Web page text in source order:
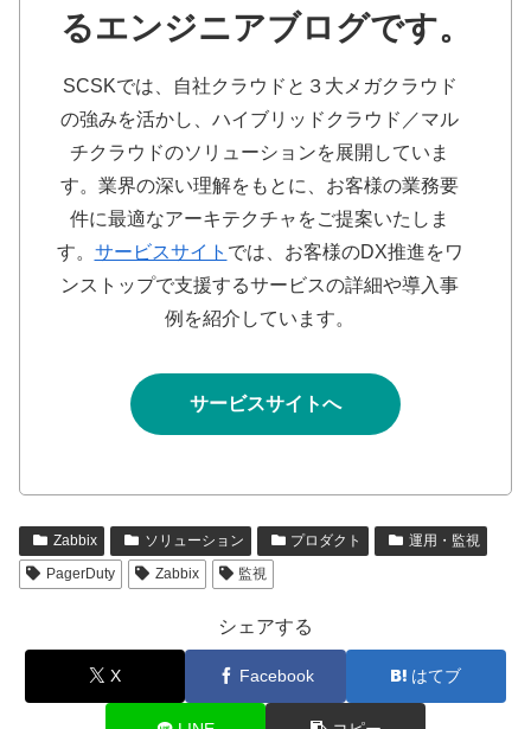
るエンジニアブログです。
SCSKでは、自社クラウドと３大メガクラウド
の強みを活かし、ハイブリッドクラウド／マル
チクラウドのソリューションを展開していま
す。業界の深い理解をもとに、お客様の業務要
件に最適なアーキテクチャをご提案いたしま
す。 サービスサイト では、お客様のDX推進をワ
ンストップで支援するサービスの詳細や導入事
例を紹介しています。
サービスサイトへ
Zabbix ソリューション プロダクト
運用・監視
PagerDuty
Zabbix 監視
シェアする
X Facebook はてブ